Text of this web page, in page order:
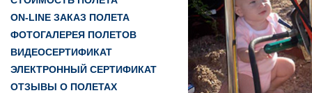
ON-LINE ЗАКАЗ ПОЛЕТА
ФОТОГАЛЕРЕЯ ПОЛЕТОВ
ВИДЕОСЕРТИФИКАТ
ЭЛЕКТРОННЫЙ СЕРТИФИКАТ
ОТЗЫВЫ О ПОЛЕТАХ